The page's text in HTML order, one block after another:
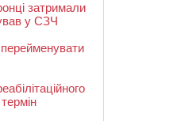
затримали
у СЗЧ